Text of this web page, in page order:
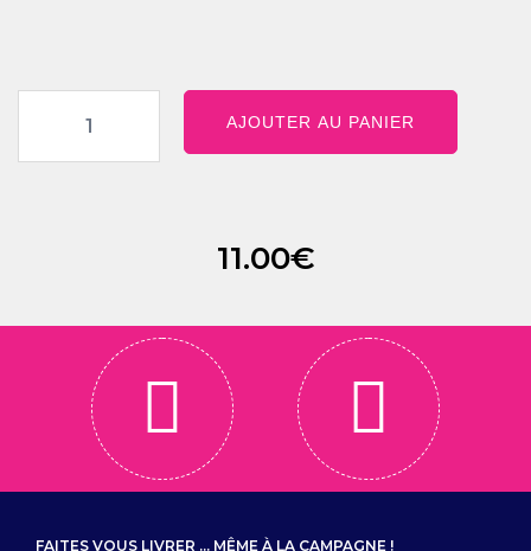
AJOUTER AU PANIER
11.00€
FAITES VOUS LIVRER ... MÊME À LA CAMPAGNE !